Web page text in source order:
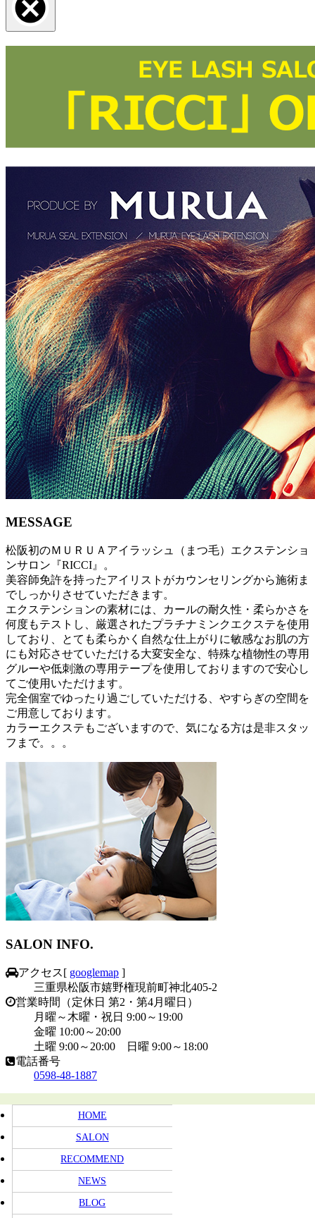
MESSAGE
松阪初のＭＵＲＵＡアイラッシュ（まつ毛）エクステンショ
ンサロン『RICCI』。
美容師免許を持ったアイリストがカウンセリングから施術ま
でしっかりさせていただきます。
エクステンションの素材には、カールの耐久性・柔らかさを
何度もテストし、厳選されたプラチナミンクエクステを使用
しており、とても柔らかく自然な仕上がりに敏感なお肌の方
にも対応させていただける大変安全な、特殊な植物性の専用
グルーや低刺激の専用テープを使用しておりますので安心し
てご使用いただけます。
完全個室でゆったり過ごしていただける、やすらぎの空間を
ご用意しております。
カラーエクステもございますので、気になる方は是非スタッ
フまで。。。
SALON INFO.
アクセス[ googlemap ]
三重県松阪市嬉野権現前町神北405-2
営業時間（定休日 第2・第4月曜日）
月曜～木曜・祝日 9:00～19:00
金曜 10:00～20:00
土曜 9:00～20:00 日曜 9:00～18:00
電話番号
0598-48-1887
HOME
SALON
RECOMMEND
NEWS
BLOG